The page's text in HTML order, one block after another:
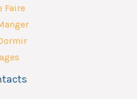
Faire